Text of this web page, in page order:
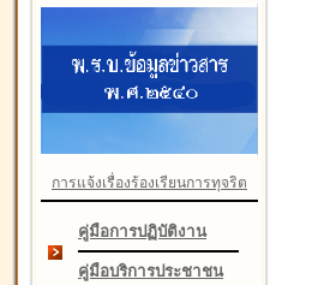
การแจ้งเรื่องร้องเรียนการทุจริต
คู่มือการปฏิบัติงาน
คู่มือบริการประชาชน